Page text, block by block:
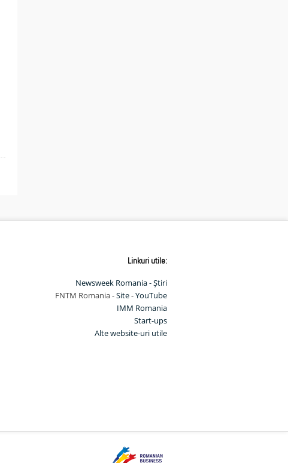
Linkuri utile:
Newsweek Romania - Știri
FNTM Romania -Site-YouTube
IMM Romania
Start-ups
Alte website-uri utile